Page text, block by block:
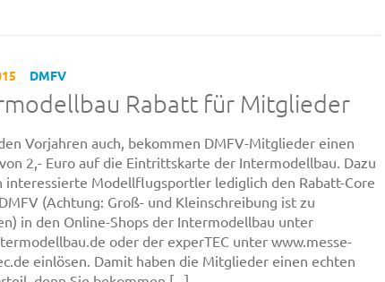
DMFV
Rabatt für Mitglieder
Vorjahren auch, bekommen DMFV-Mitglieder einen
2,- Euro auf die Eintrittskarte der Intermodellbau. Dazu
interessierte Modellflugsportler lediglich den Rabatt-Core
(Achtung: Groß- und Kleinschreibung ist zu
in den Online-Shops der Intermodellbau unter
oder der experTEC unter www.messe-
einlösen. Damit haben die Mitglieder einen echten